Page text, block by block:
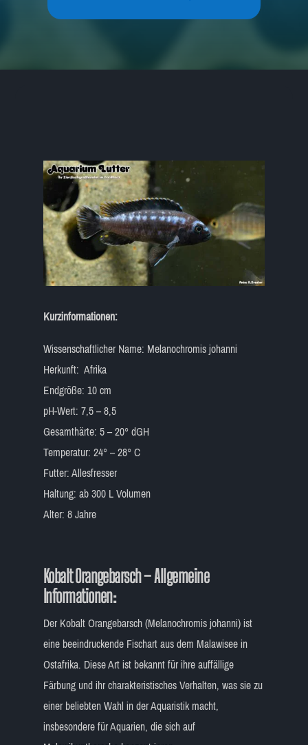
Kurzinformationen:
Wissenschaftlicher Name: Melanochromis johanni
Herkunft: Afrika
Endgröße: 10 cm
pH-Wert: 7,5 – 8,5
Gesamthärte: 5 – 20° dGH
Temperatur: 24° – 28° C
Futter: Allesfresser
Haltung: ab 300 L Volumen
Alter: 8 Jahre
Kobalt Orangebarsch –Allgemeine
Informationen:
Der Kobalt Orangebarsch (Melanochromis johanni) ist
eine beeindruckende Fischart aus dem Malawisee in
Ostafrika. Diese Art ist bekannt für ihre auffällige
Färbung und ihr charakteristisches Verhalten, was sie zu
einer beliebten Wahl in der Aquaristik macht,
insbesondere für Aquarien, die sich auf